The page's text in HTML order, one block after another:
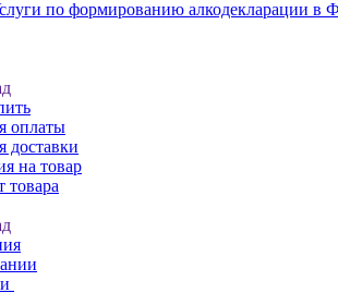
по формированию алкодекларации в
оплаты
доставки
на товар
товара